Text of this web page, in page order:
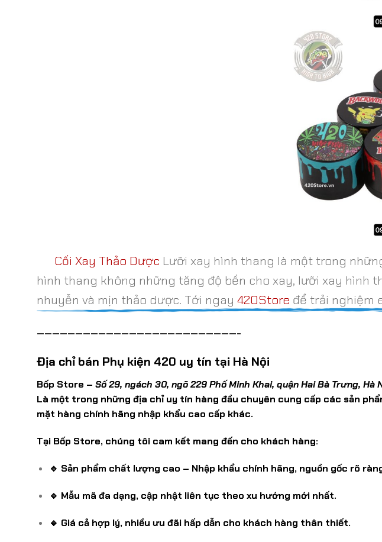
Cối Xay Thảo Dược Lưỡi xay hình thang là một trong
hình thang không những tăng độ bền cho xay, lưỡi xay hình
nhuyễn và mịn thảo dược. Tới ngay 420Store để trải nghiệm
——————————————————————————-
Địa chỉ bán Phụ kiện 420 uy tín tại Hà Nội
Bốp Store – Số 29, ngách 30, ngõ 229 Phố Minh Khai, quận Hai Bà Trưng, Hà
Là một trong những địa chỉ uy tín hàng đầu chuyên cung cấp các sản
mặt hàng chính hãng nhập khẩu cao cấp khác.
Tại Bốp Store, chúng tôi cam kết mang đến cho khách hàng:
🔹 Sản phẩm chất lượng cao – Nhập khẩu chính hãng, nguồn gốc rõ
🔹 Mẫu mã đa dạng, cập nhật liên tục theo xu hướng mới nhất.
🔹 Giá cả hợp lý, nhiều ưu đãi hấp dẫn cho khách hàng thân thiết.